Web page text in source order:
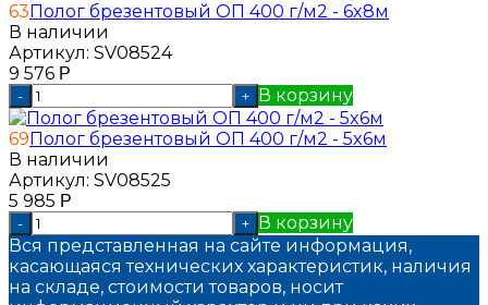
63Полог брезентовый ОП 400 г/м2 - 6x8м
В наличии
Артикул: SV08524
9 576 Р
- + В корзину
69Полог брезентовый ОП 400 г/м2 - 5x6м
В наличии
Артикул: SV08525
5 985 Р
- + В корзину
Вся представленная на сайте информация,
касающаяся технических характеристик, наличия
на складе, стоимости товаров, носит